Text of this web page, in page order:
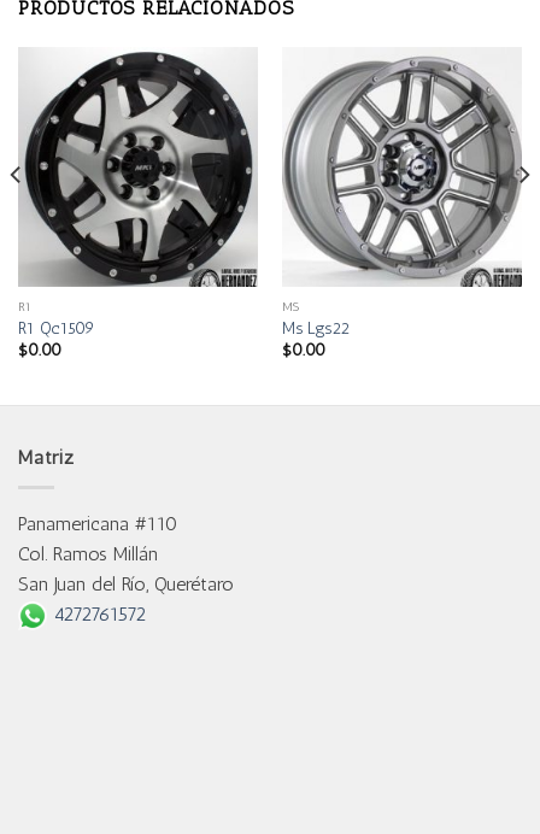
PRODUCTOS RELACIONADOS
R1
R1 Qc1509
$0.00
MS
Ms Lgs22
$0.00
Matriz
Panamericana #110
Col. Ramos Millán
San Juan del Río, Querétaro
4272761572